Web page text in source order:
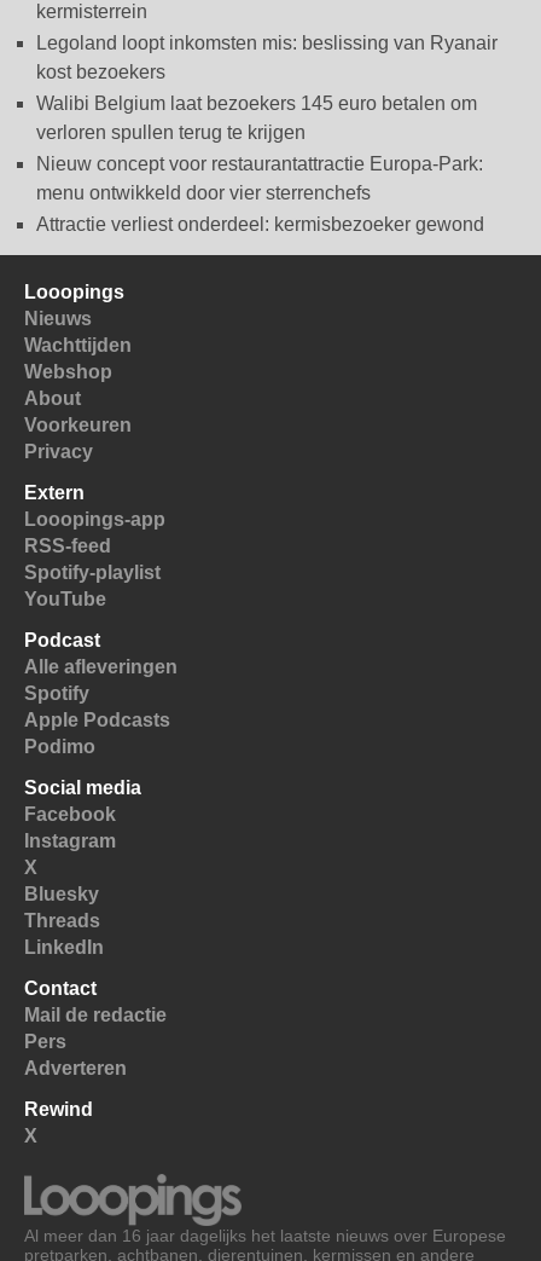
kermisterrein
Legoland loopt inkomsten mis: beslissing van Ryanair
kost bezoekers
Walibi Belgium laat bezoekers 145 euro betalen om
verloren spullen terug te krijgen
Nieuw concept voor restaurantattractie Europa-Park:
menu ontwikkeld door vier sterrenchefs
Attractie verliest onderdeel: kermisbezoeker gewond
Looopings
Nieuws
Wachttijden
Webshop
About
Voorkeuren
Privacy
Extern
Looopings-app
RSS-feed
Spotify-playlist
YouTube
Podcast
Alle afleveringen
Spotify
Apple Podcasts
Podimo
Social media
Facebook
Instagram
X
Bluesky
Threads
LinkedIn
Contact
Mail de redactie
Pers
Adverteren
Rewind
X
Al meer dan 16 jaar dagelijks het laatste nieuws over Europese
pretparken, achtbanen, dierentuinen, kermissen en andere